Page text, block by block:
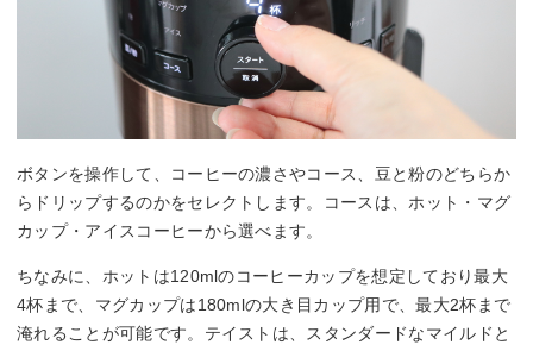
ボタンを操作して、コーヒーの濃さやコース、豆と粉のどちらか
らドリップするのかをセレクトします。コースは、ホット・マグ
カップ・アイスコーヒーから選べます。
ちなみに、ホットは120mlのコーヒーカップを想定しており最大
4杯まで、マグカップは180mlの大き目カップ用で、最大2杯まで
淹れることが可能です。テイストは、スタンダードなマイルドと